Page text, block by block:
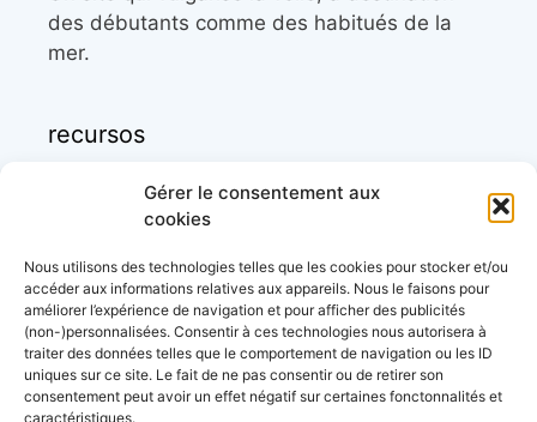
Gérer le consentement aux
cookies
Nous utilisons des technologies telles que les cookies pour stocker et/ou
accéder aux informations relatives aux appareils. Nous le faisons pour
améliorer l’expérience de navigation et pour afficher des publicités
(non-)personnalisées. Consentir à ces technologies nous autorisera à
traiter des données telles que le comportement de navigation ou les ID
uniques sur ce site. Le fait de ne pas consentir ou de retirer son
consentement peut avoir un effet négatif sur certaines fonctonnalités et
caractéristiques.
des débutants comme des habitués de la
mer.
recursos
Les associations et clubs de plaisanciers
Calendrier des régates
Calendrier des événements nautiques et
maritimes
Découvrez le site d’